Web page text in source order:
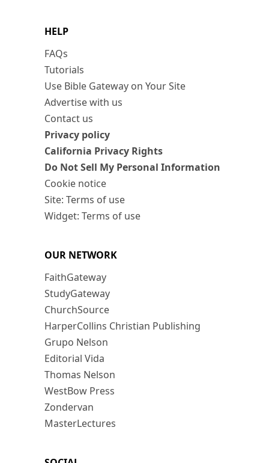
HELP
FAQs
Tutorials
Use Bible Gateway on Your Site
Advertise with us
Contact us
Privacy policy
California Privacy Rights
Do Not Sell My Personal Information
Cookie notice
Site: Terms of use
Widget: Terms of use
OUR NETWORK
FaithGateway
StudyGateway
ChurchSource
HarperCollins Christian Publishing
Grupo Nelson
Editorial Vida
Thomas Nelson
WestBow Press
Zondervan
MasterLectures